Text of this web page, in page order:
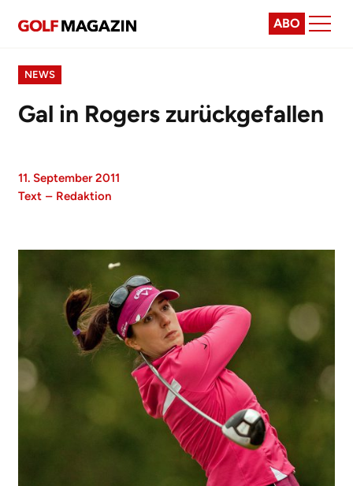
ABO
NEWS
Gal in Rogers zurückgefallen
11. September 2011
Text – Redaktion